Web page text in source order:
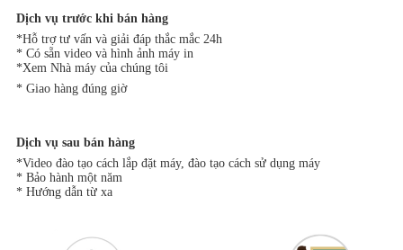
Dịch vụ trước khi bán hàng
*Hỗ trợ tư vấn và giải đáp thắc mắc 24h
* Có sẵn video và hình ảnh máy in
*Xem Nhà máy của chúng tôi
* Giao hàng đúng giờ
Dịch vụ sau bán hàng
*Video đào tạo cách lắp đặt máy, đào tạo cách sử dụng máy
* Bảo hành một năm
* Hướng dẫn từ xa